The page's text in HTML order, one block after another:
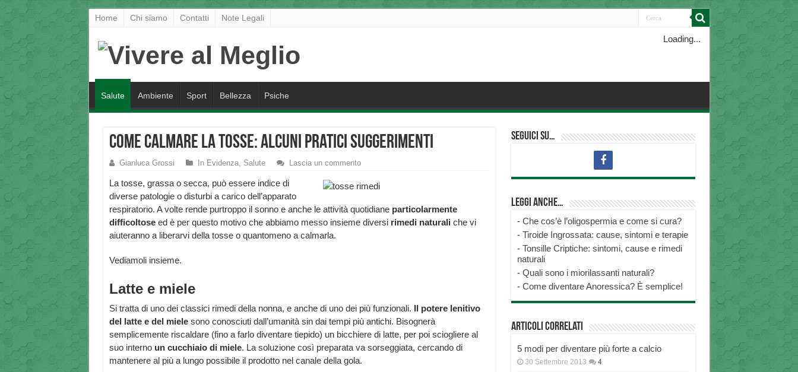
Home Chi siamo Contatti Note Legali
Loading...
Salute Ambiente Sport Bellezza Psiche
Come calmare la Tosse: alcuni pratici suggerimenti
Gianluca Grossi In Evidenza, Salute Lascia un commento
La tosse, grassa o secca, può essere indice di
diverse patologie o disturbi a carico dell’apparato
respiratorio. A volte rende purtroppo il sonno e anche le attività quotidiane particolarmente
difficoltoseed è per questo motivo che abbiamo messo insieme diversi rimedi naturali che vi
aiuteranno a liberarvi della tosse o quantomeno a calmarla.
Vediamoli insieme.
Latte e miele
Si tratta di uno dei classici rimedi della nonna, e anche di uno dei più funzionali. Il potere lenitivo
del latte e del mielesono conosciuti dall’umanità sin dai tempi più antichi. Bisognerà
semplicemente riscaldare (fino a farlo diventare tiepido) un bicchiere di latte, per poi sciogliere al
suo interno un cucchiaio di miele. La soluzione così preparata va sorseggiata, cercando di
mantenere al più a lungo possibile il prodotto nel canale della gola.
Seguici su…
Leggi anche…
- Che cos’è l’oligospermia e come si cura?
- Tiroide Ingrossata: cause, sintomi e terapie
- Tonsille Criptiche: sintomi, cause e rimedi
naturali
- Quali sono i miorilassanti naturali?
- Come diventare Anoressica? È semplice!
Articoli correlati
5 modi per diventare più forte a calcio
30 Settembre 2013 4